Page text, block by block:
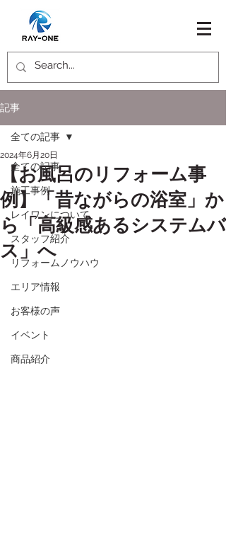
記事
全ての記事
施工事例
レイワンについて
スタッフ紹介
リフォームノウハウ
エリア情報
お客様の声
イベント
商品紹介
全ての記事
【お風呂のリフォーム事
例】「昔ながらの浴室」か
ら「高級感あるシステムバ
ス」へ
2024年6月20日